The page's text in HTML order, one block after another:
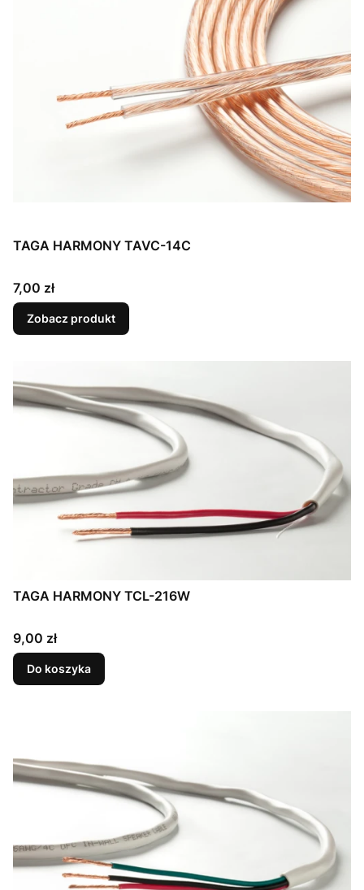
TAGA HARMONY TAVC-14C
Cena
7,00 zł
Zobacz produkt
TAGA HARMONY TCL-216W
Cena
9,00 zł
Do koszyka